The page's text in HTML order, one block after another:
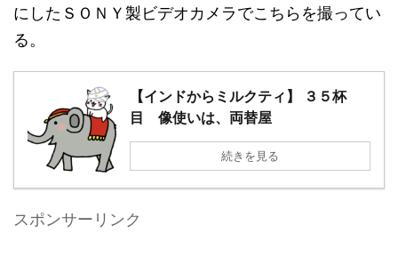
にしたＳＯＮＹ製ビデオカメラでこちらを撮ってい
る。
【インドからミルクティ】 ３５杯
目 像使いは、両替屋
続きを見る
スポンサーリンク